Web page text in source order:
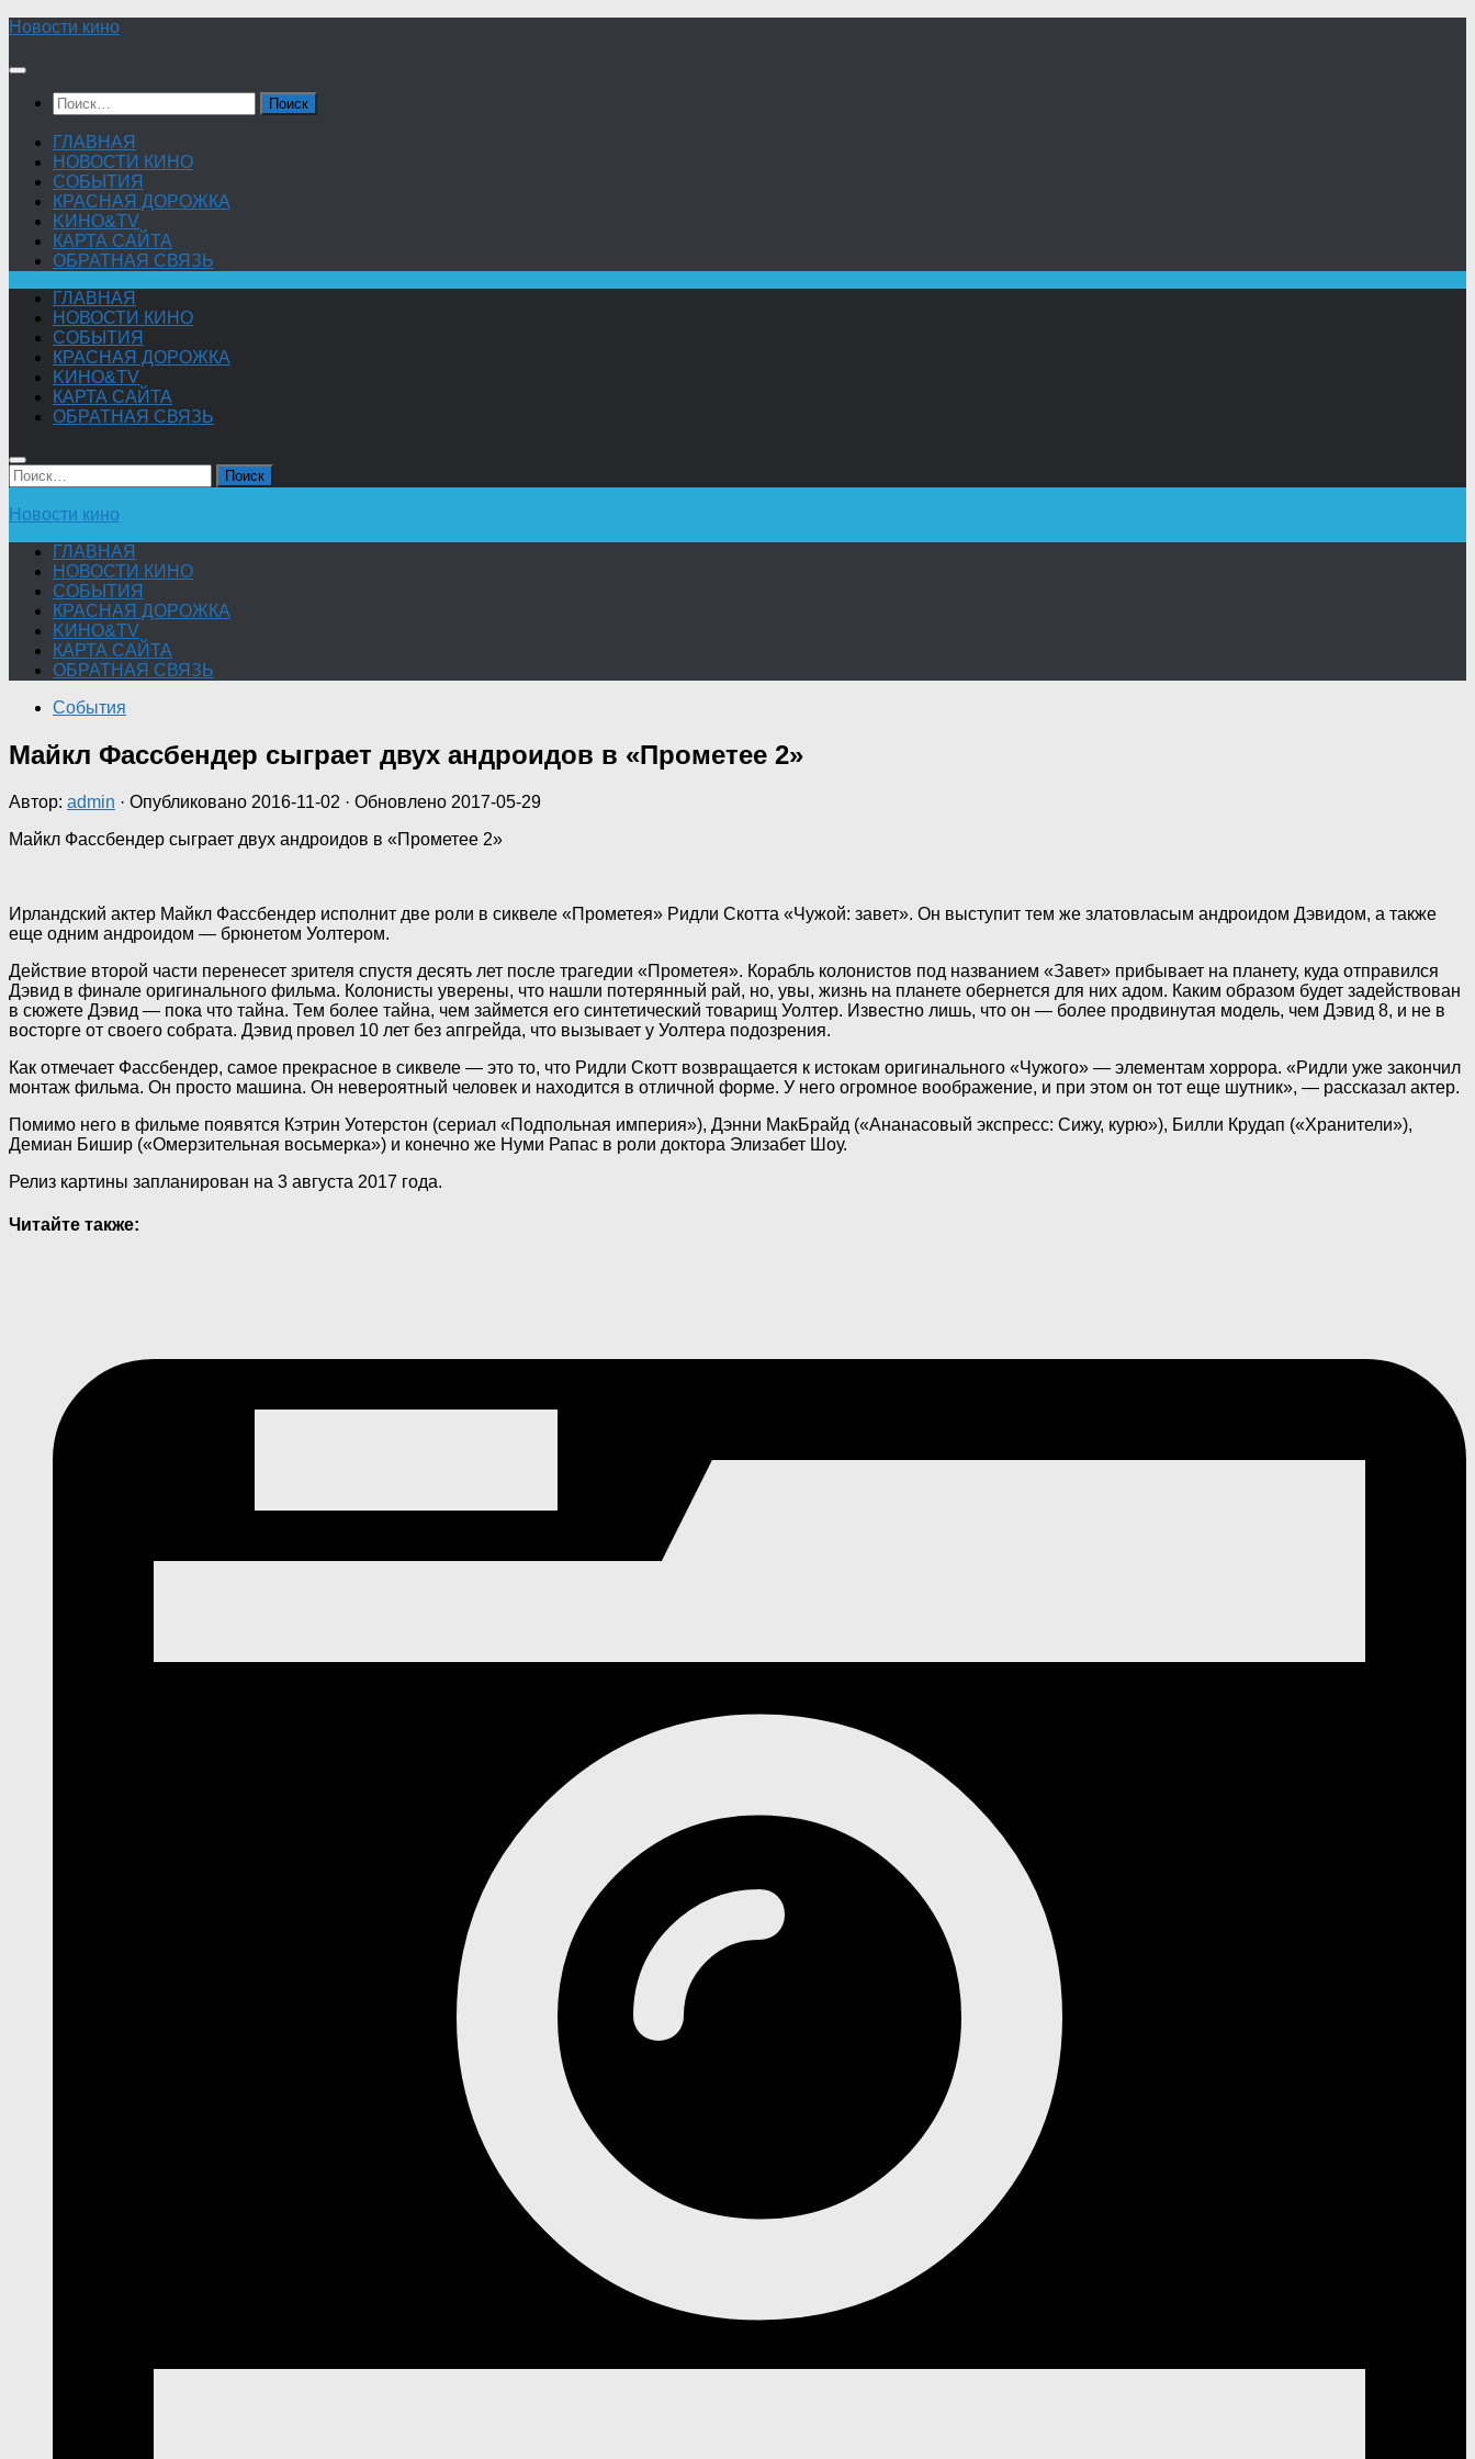
Skip
content
Новости кино
Найти:
ГЛАВНАЯ
НОВОСТИ КИНО
СОБЫТИЯ
КРАСНАЯ ДОРОЖКА
KИНО&TV
КАРТА САЙТА
ОБРАТНАЯ СВЯЗЬ
ГЛАВНАЯ
НОВОСТИ КИНО
СОБЫТИЯ
КРАСНАЯ ДОРОЖКА
KИНО&TV
КАРТА САЙТА
ОБРАТНАЯ СВЯЗЬ
Найти:
Новости кино
ГЛАВНАЯ
НОВОСТИ КИНО
СОБЫТИЯ
КРАСНАЯ ДОРОЖКА
KИНО&TV
КАРТА САЙТА
ОБРАТНАЯ СВЯЗЬ
События
Майкл Фассбендер сыграет двух андроидов в «Прометее 2»
Автор: admin · Опубликовано 2016-11-02 · Обновлено 2017-05-29
Майкл Фассбендер сыграет двух андроидов в «Прометее 2»
Ирландский актер Майкл Фассбендер исполнит две роли в сиквеле «Прометея» Ридли Скотта «Чужой: завет». Он выступит тем же златовласым андроидом Дэвидом, а также
еще одним андроидом — брюнетом Уолтером.
Действие второй части перенесет зрителя спустя десять лет после трагедии «Прометея». Корабль колонистов под названием «Завет» прибывает на планету, куда отправился
Дэвид в финале оригинального фильма. Колонисты уверены, что нашли потерянный рай, но, увы, жизнь на планете обернется для них адом. Каким образом будет задействован
в сюжете Дэвид — пока что тайна. Тем более тайна, чем займется его синтетический товарищ Уолтер. Известно лишь, что он — более продвинутая модель, чем Дэвид 8, и не в
восторге от своего собрата. Дэвид провел 10 лет без апгрейда, что вызывает у Уолтера подозрения.
Как отмечает Фассбендер, самое прекрасное в сиквеле — это то, что Ридли Скотт возвращается к истокам оригинального «Чужого» — элементам хоррора. «Ридли уже закончил
монтаж фильма. Он просто машина. Он невероятный человек и находится в отличной форме. У него огромное воображение, и при этом он тот еще шутник», — рассказал актер.
Помимо него в фильме появятся Кэтрин Уотерстон (сериал «Подпольная империя»), Дэнни МакБрайд («Ананасовый экспресс: Сижу, курю»), Билли Крудап («Хранители»),
Демиан Бишир («Омерзительная восьмерка») и конечно же Нуми Рапас в роли доктора Элизабет Шоу.
Релиз картины запланирован на 3 августа 2017 года.
Читайте также: